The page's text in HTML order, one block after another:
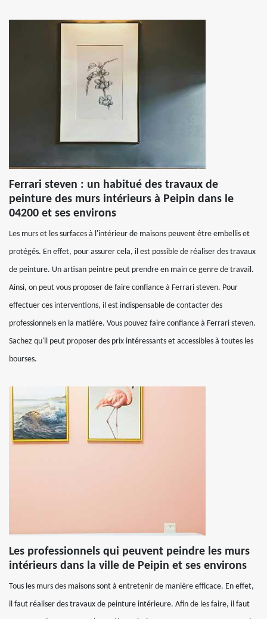
Ferrari steven : un habitué des travaux de
peinture des murs intérieurs à Peipin dans le
04200 et ses environs
Les murs et les surfaces à l'intérieur de maisons peuvent être embellis et
protégés. En effet, pour assurer cela, il est possible de réaliser des travaux
de peinture. Un artisan peintre peut prendre en main ce genre de travail.
Ainsi, on peut vous proposer de faire confiance à Ferrari steven. Pour
effectuer ces interventions, il est indispensable de contacter des
professionnels en la matière. Vous pouvez faire confiance à Ferrari steven.
Sachez qu'il peut proposer des prix intéressants et accessibles à toutes les
bourses.
Les professionnels qui peuvent peindre les murs
intérieurs dans la ville de Peipin et ses environs
Tous les murs des maisons sont à entretenir de manière efficace. En effet,
il faut réaliser des travaux de peinture intérieure. Afin de les faire, il faut